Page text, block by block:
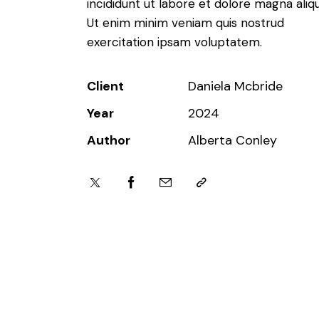
incididunt ut labore et dolore magna
Ut enim minim veniam quis nostrud
exercitation ipsam voluptatem.
Client
Daniela Mcbride
Year
2024
Author
Alberta Conley